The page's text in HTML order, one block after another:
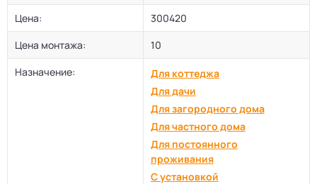
Цена:
300420
Цена монтажа:
10
Назначение:
Для коттеджа
Для дачи
Для загородного дома
Для частного дома
Для постоянного
проживания
С установкой